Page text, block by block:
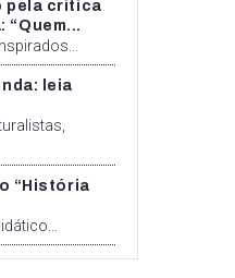
pela crítica
“Quem...
leia
“História